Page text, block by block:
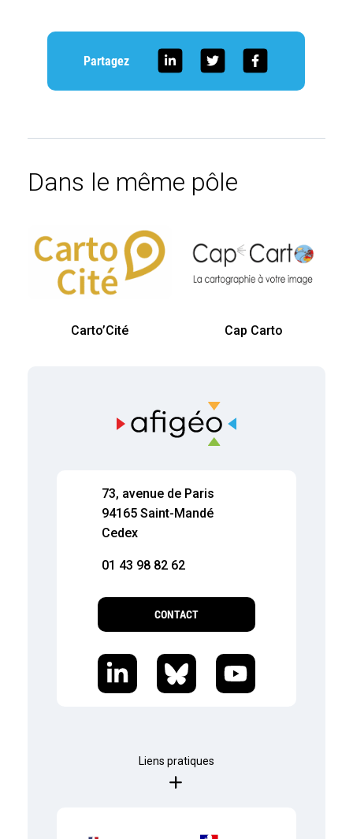
Partagez
Dans le même pôle
Carto’Cité Cap Carto
73, avenue de Paris
94165 Saint-Mandé
Cedex
01 43 98 82 62
CONTACT
Liens pratiques